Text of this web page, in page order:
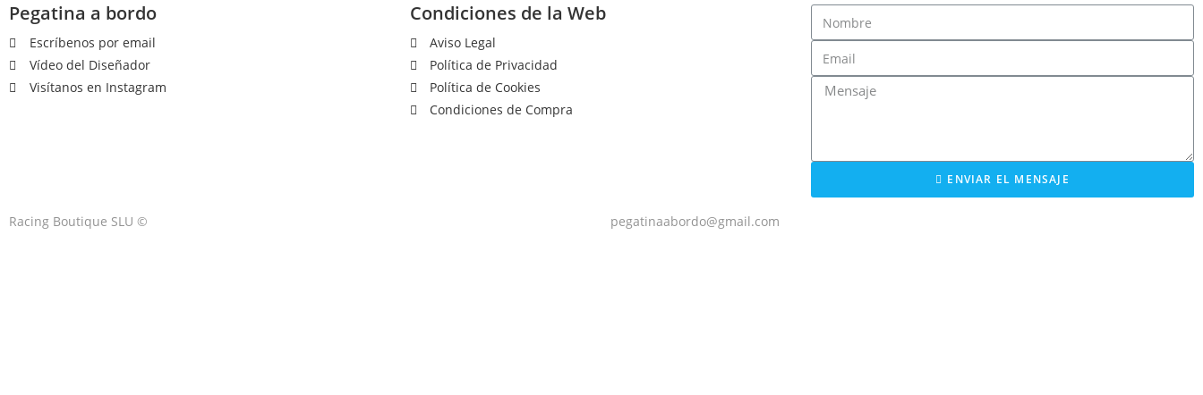
Pegatina a bordo
Escríbenos por email
Vídeo del Diseñador
Visítanos en Instagram
Condiciones de la Web
Aviso Legal
Política de Privacidad
Política de Cookies
Condiciones de Compra
ENVIAR EL MENSAJE
Racing Boutique SLU © pegatinaabordo@gmail.com